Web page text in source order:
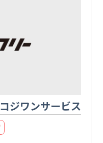
コジワンサービス